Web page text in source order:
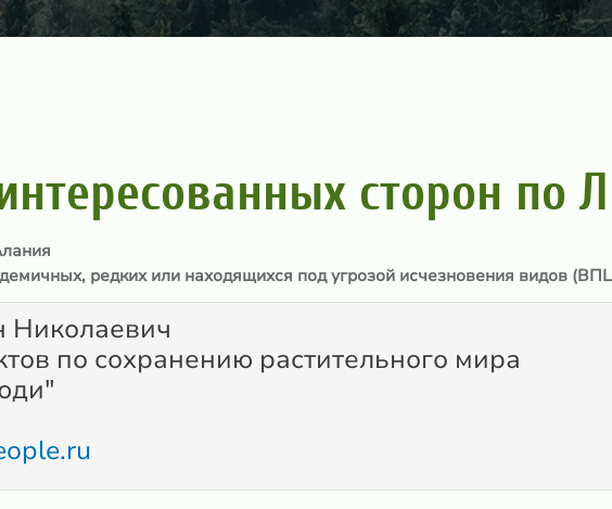
сторон по
редких или находящихся под угрозой исчезновения видов
Николаевич
по сохранению растительного мира